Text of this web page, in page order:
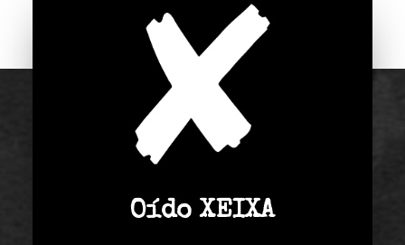
Oído XEIXA